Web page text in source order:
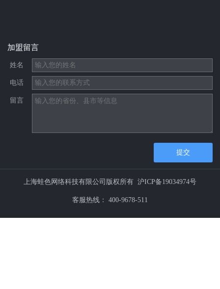
加盟留言
姓名
电话
留言
提交
上海蛙色网络科技有限公司版权所有 沪ICP备19034974号
客服热线： 400-9678-511